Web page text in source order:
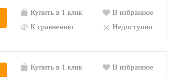
Купить в 1 клик
К сравнению
В избранное
Недоступно
Купить в 1 клик
В избранное